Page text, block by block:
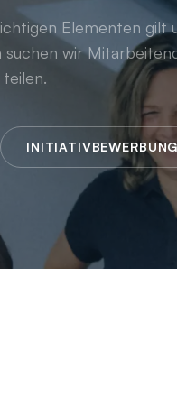
Elementen gilt
wir